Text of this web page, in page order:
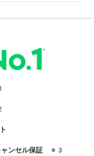
ンセル保証 ※3